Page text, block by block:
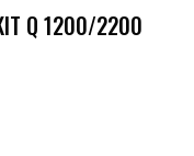
Q 1200/2200